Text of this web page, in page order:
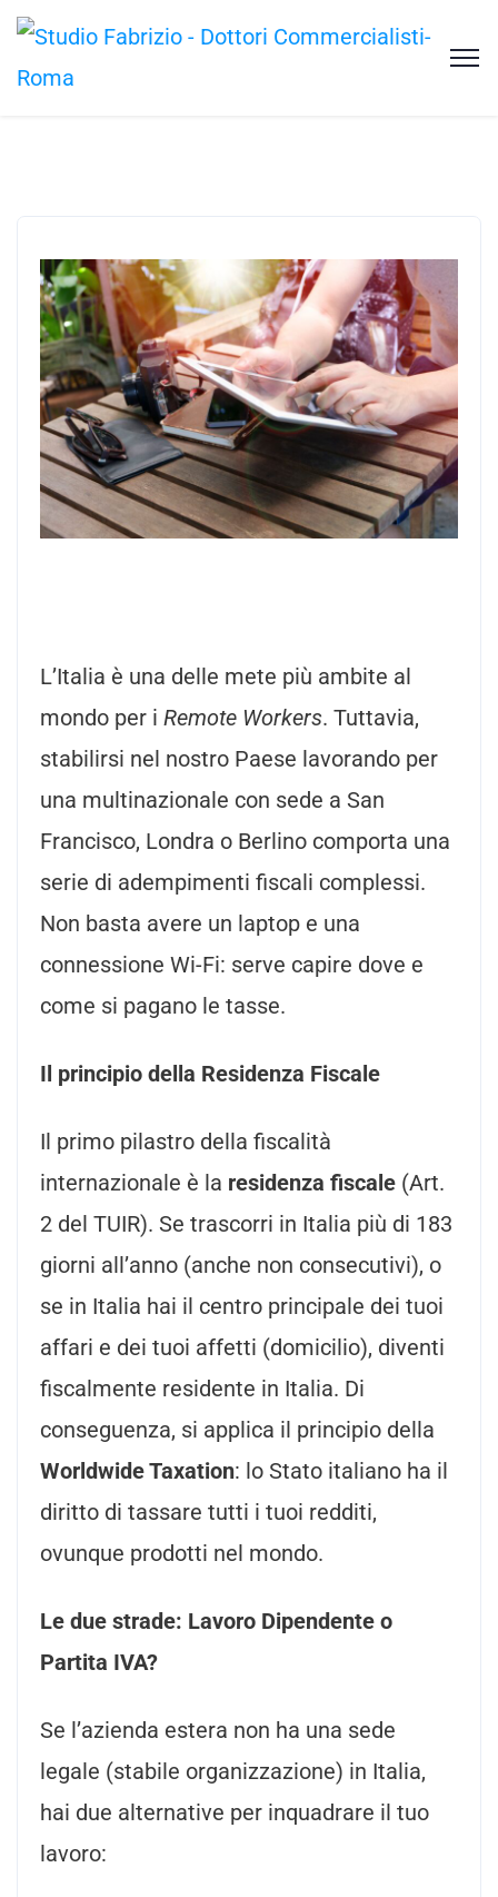
L’Italia è una delle mete più ambite al
mondo per i Remote Workers. Tuttavia,
stabilirsi nel nostro Paese lavorando per
una multinazionale con sede a San
Francisco, Londra o Berlino comporta una
serie di adempimenti fiscali complessi.
Non basta avere un laptop e una
connessione Wi-Fi: serve capire dove e
come si pagano le tasse.
Il principio della Residenza Fiscale
Il primo pilastro della fiscalità
internazionale è la residenza fiscale (Art.
2 del TUIR). Se trascorri in Italia più di 183
giorni all’anno (anche non consecutivi), o
se in Italia hai il centro principale dei tuoi
affari e dei tuoi affetti (domicilio), diventi
fiscalmente residente in Italia. Di
conseguenza, si applica il principio della
Worldwide Taxation: lo Stato italiano ha il
diritto di tassare tutti i tuoi redditi,
ovunque prodotti nel mondo.
Le due strade: Lavoro Dipendente o
Partita IVA?
Se l’azienda estera non ha una sede
legale (stabile organizzazione) in Italia,
hai due alternative per inquadrare il tuo
lavoro: